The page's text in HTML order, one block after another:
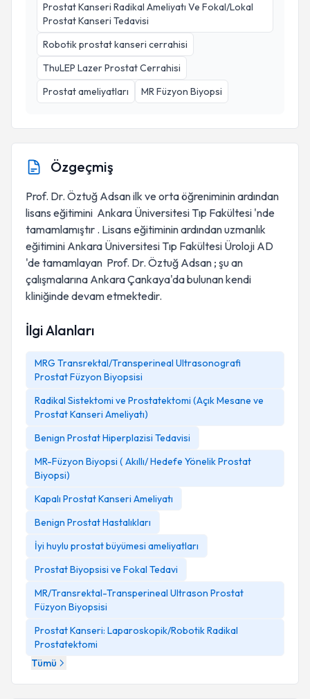
Prostat Kanseri Radikal Ameliyatı Ve Fokal/Lokal
Prostat Kanseri Tedavisi
Robotik prostat kanseri cerrahisi
ThuLEP Lazer Prostat Cerrahisi
Prostat ameliyatları
MR Füzyon Biyopsi
Özgeçmiş
Prof. Dr. Öztuğ Adsan ilk ve orta öğreniminin ardından
lisans eğitimini Ankara Üniversitesi Tıp Fakültesi 'nde
tamamlamıştır . Lisans eğitiminin ardından uzmanlık
eğitimini Ankara Üniversitesi Tıp Fakültesi Üroloji AD
'de tamamlayan Prof. Dr. Öztuğ Adsan ; şu an
çalışmalarına Ankara Çankaya'da bulunan kendi
kliniğinde devam etmektedir.
İlgi Alanları
MRG Transrektal/Transperineal Ultrasonografi
Prostat Füzyon Biyopsisi
Radikal Sistektomi ve Prostatektomi (Açık Mesane ve
Prostat Kanseri Ameliyatı)
Benign Prostat Hiperplazisi Tedavisi
MR-Füzyon Biyopsi ( Akıllı/ Hedefe Yönelik Prostat
Biyopsi)
Kapalı Prostat Kanseri Ameliyatı
Benign Prostat Hastalıkları
İyi huylu prostat büyümesi ameliyatları
Prostat Biyopsisi ve Fokal Tedavi
MR/Transrektal-Transperineal Ultrason Prostat
Füzyon Biyopsisi
Prostat Kanseri: Laparoskopik/Robotik Radikal
Prostatektomi
Tümü